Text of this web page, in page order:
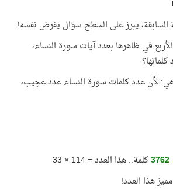
السابقة، يبرز على السطح سؤال يفرض نفسه!
في ظاهرها بعدد آيات سورة النساء،
هي: لأن عدد كلمات سورة النساء عدد عجيب،
3762كلمة.. هذا العدد = 114 × 33
هذا العدد!